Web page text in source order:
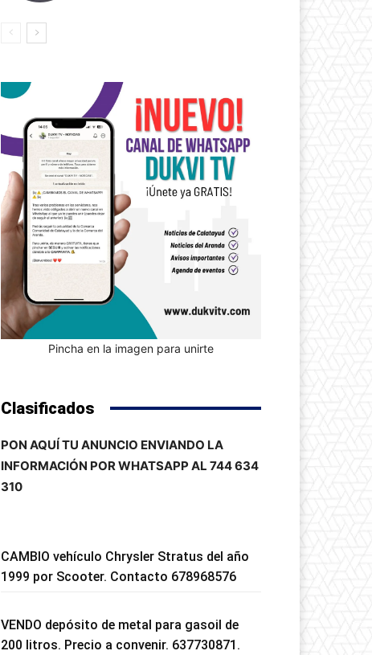
Pincha en la imagen para unirte
Clasificados
PON AQUÍ TU ANUNCIO ENVIANDO LA
INFORMACIÓN POR WHATSAPP AL 744 634
310
CAMBIO vehículo Chrysler Stratus del año
1999 por Scooter. Contacto 678968576
VENDO depósito de metal para gasoil de
200 litros. Precio a convenir. 637730871.